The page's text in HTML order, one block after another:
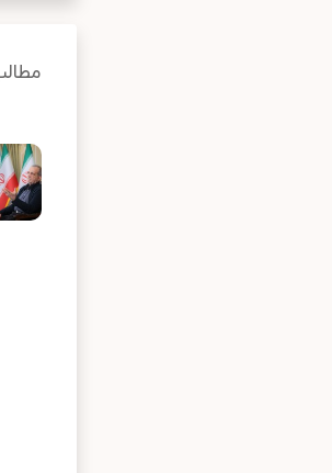
مطالب